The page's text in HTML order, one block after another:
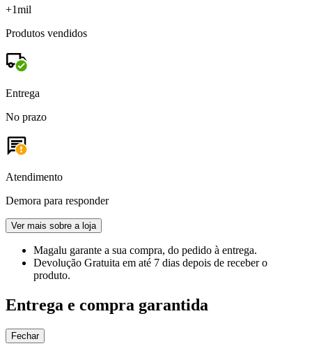
+1mil
Produtos vendidos
Entrega
No prazo
Atendimento
Demora para responder
Ver mais sobre a loja
Magalu garante a sua compra, do pedido à entrega.
Devolução Gratuita em até 7 dias depois de receber o
produto.
Entrega e compra garantida
Fechar